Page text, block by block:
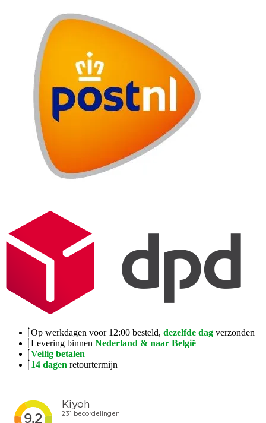
Op werkdagen voor 12:00 besteld, dezelfde dag verzonden
Levering binnen Nederland & naar België
Veilig betalen
14 dagen retourtermijn